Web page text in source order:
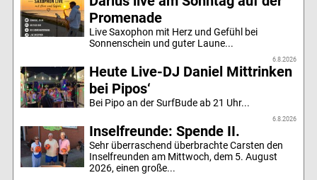
Promenade
Live Saxophon mit Herz und Gefühl bei
Sonnenschein und guter Laune...
6.8.2026
Heute Live-DJ Daniel Mittrinken
bei Pipos‘
Bei Pipo an der SurfBude ab 21 Uhr...
6.8.2026
Inselfreunde: Spende II.
Sehr überraschend überbrachte Carsten den
Inselfreunden am Mittwoch, dem 5. August
2026, einen große...